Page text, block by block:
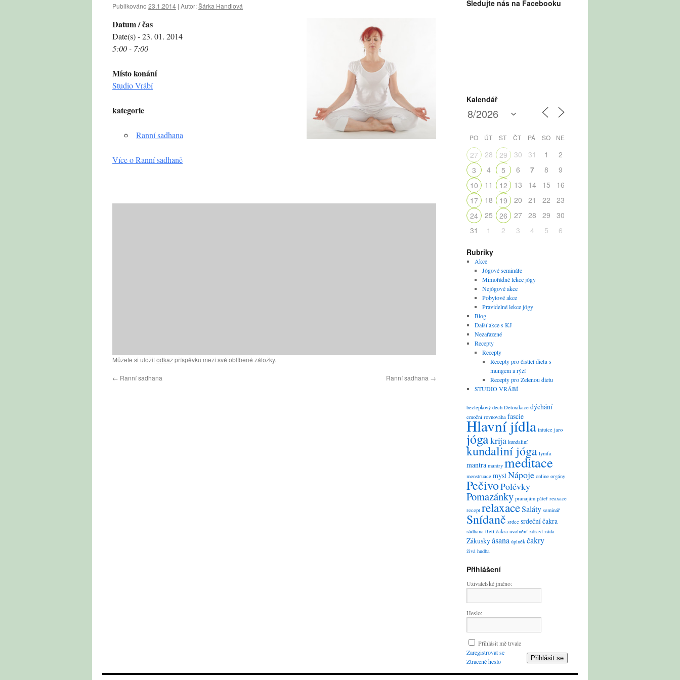
Publikováno 23.1.2014 | Autor:Šárka Handlová
Datum / čas
Date(s) - 23. 01. 2014
5:00 - 7:00
Místo konání
Studio Vrábí
kategorie
Ranní sadhana
Více o Ranní sadhaně
Můžete si uložitodkazpříspěvku mezi své oblíbené záložky.
← Ranní sadhana Ranní sadhana →
Sledujte nás na Facebooku
Kalendář
PO ÚT ST ČT PÁ SO NE
27 28 29 30 31 1
2
3
4 5 6 7 8
9
10
11 12 13 14 15
16
17
18 19 20 21 22
23
24
25 26 27 28 29
30
31
1 2 3 4 5 6
Rubriky
Akce
Jógové semináře
Mimořádné lekce jógy
Nejógové akce
Pobytové akce
Pravidelné lekce jógy
Blog
Další akce s KJ
Nezařazené
Recepty
Recepty
Recepty pro čistící dietu s
mungem a rýží
Recepty pro Zelenou dietu
STUDIO VRÁBÍ
bezlepkový dech Detoxikace dýchání
emoční rovnováha fascie
Hlavní jídla intuice jaro
jógakrija kundaliní
kundaliní jóga lymfa
mantra mantry meditace
menstruace myslNápoje online orgány
PečivoPolévky
Pomazánky pranajám páteř reaxace
recept relaxaceSaláty seminář
Snídaně srdce srdeční čakra
sádhana třetí čakra uvolnění zdraví záda
Zákuskyásana úplněk čakry
živá hudba
Přihlášení
Uživatelské jméno:
Heslo:
Přihlásit mě trvale
Přihlásit se
Zaregistrovat se
Ztracené heslo